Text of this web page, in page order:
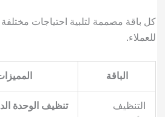
كل باقة مصممة لتلبية احتياجات
للعملاء.
الباقة
التنظيف
تنظيف الوحدة